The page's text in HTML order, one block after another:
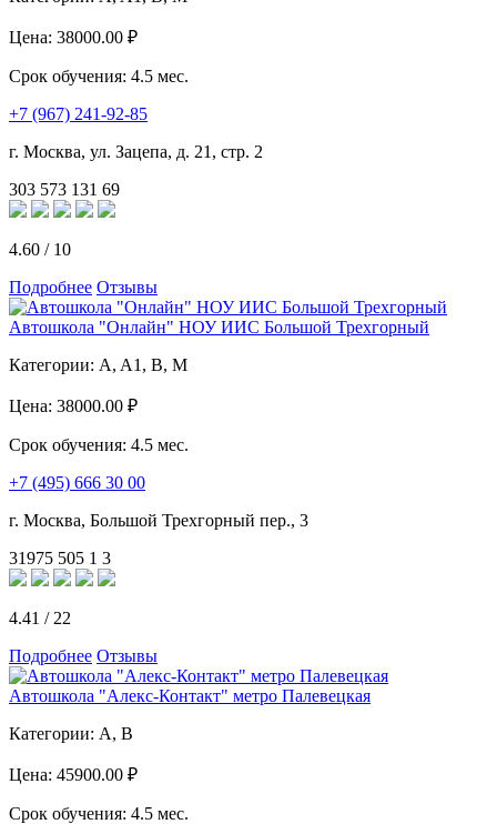
Цена: 38000.00 ₽
Срок обучения: 4.5 мес.
+7 (967) 241-92-85
г. Москва, ул. Зацепа, д. 21, стр. 2
303 573 131 69
4.60 / 10
Подробнее Отзывы
Автошкола "Онлайн" НОУ ИИС Большой Трехгорный
Категории: A, A1, B, M
Цена: 38000.00 ₽
Срок обучения: 4.5 мес.
+7 (495) 666 30 00
г. Москва, Большой Трехгорный пер., 3
31975 505 1 3
4.41 / 22
Подробнее Отзывы
Автошкола "Алекс-Контакт" метро Палевецкая
Категории: A, B
Цена: 45900.00 ₽
Срок обучения: 4.5 мес.